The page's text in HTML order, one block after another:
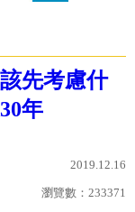
先考慮什
年
2019.12.16
瀏覽數： 233371